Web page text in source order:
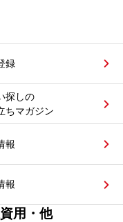
録
探しの
ちマガジン
報
報
用・他